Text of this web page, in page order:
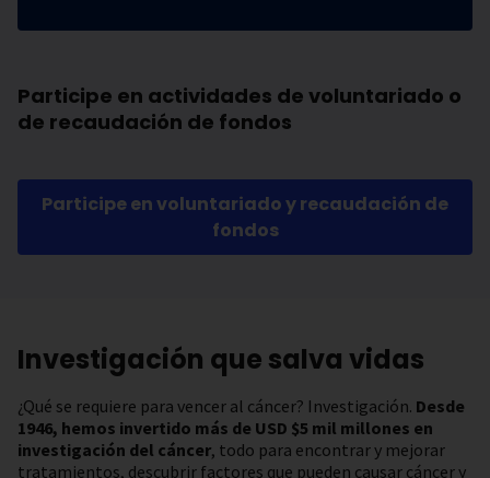
Participe en actividades de voluntariado o
de recaudación de fondos
Participe en voluntariado y recaudación de
fondos
Investigación que salva vidas
¿Qué se requiere para vencer al cáncer? Investigación. Desde
1946, hemos invertido más de USD $5 mil millones en
investigación del cáncer, todo para encontrar y mejorar
tratamientos, descubrir factores que pueden causar cáncer y